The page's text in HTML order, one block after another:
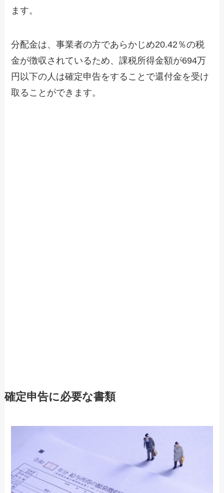
ます。
分配金は、事業者の方であらかじめ20.42％の税
金が徴収されているため、課税所得金額が694万
円以下の人は確定申告をすることで還付金を受け
取ることができます。
確定申告に必要な書類